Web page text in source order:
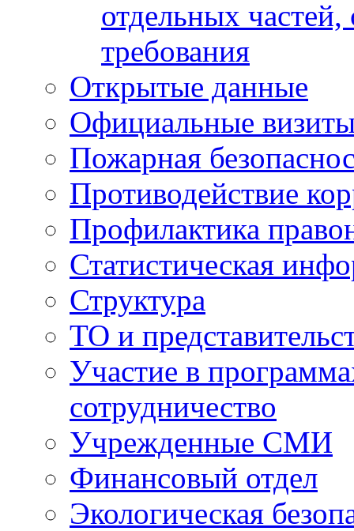
отдельных
требования
Открытые данные
Официальные
Пожарная
Противодействие
Профилактика
Статистическая
Структура
ТО и
Участие в
сотрудничество
Учрежденные СМИ
Финансовый отдел
Экологическая